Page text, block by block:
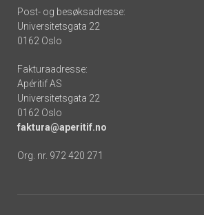
Post- og besøksadresse:
Universitetsgata 22
0162 Oslo
Fakturaadresse:
Apéritif AS
Universitetsgata 22
0162 Oslo
faktura@aperitif.no
Org. nr. 972 420 271